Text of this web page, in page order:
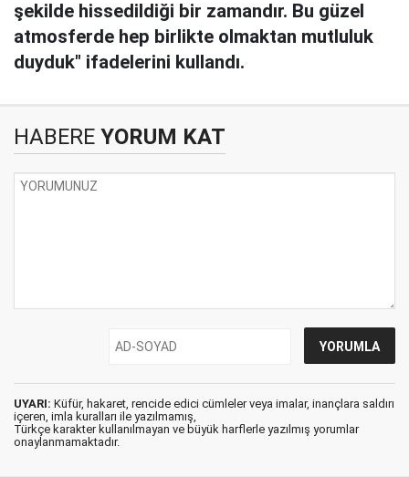
şekilde hissedildiği bir zamandır. Bu güzel
atmosferde hep birlikte olmaktan mutluluk
duyduk" ifadelerini kullandı.
HABERE YORUM KAT
UYARI: Küfür, hakaret, rencide edici cümleler veya imalar, inançlara saldırı
içeren, imla kuralları ile yazılmamış,
Türkçe karakter kullanılmayan ve büyük harflerle yazılmış yorumlar
onaylanmamaktadır.